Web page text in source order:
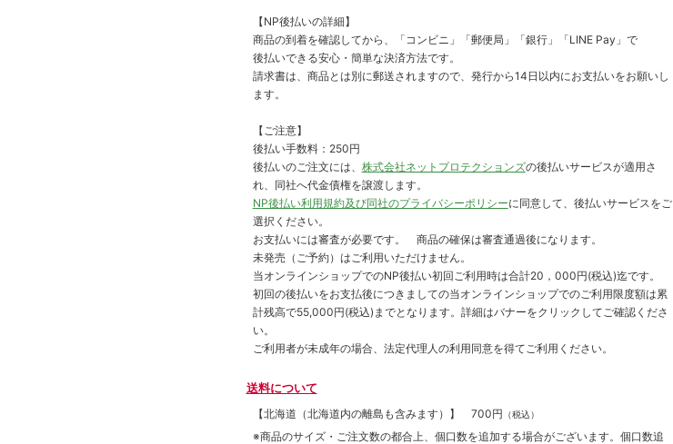
【NP後払いの詳細】
商品の到着を確認してから、「コンビニ」「郵便局」「銀行」「LINE Pay」で
後払いできる安心・簡単な決済方法です。
請求書は、商品とは別に郵送されますので、発行から14日以内にお支払いをお願いし
ます。
【ご注意】
後払い手数料：250円
後払いのご注文には、 株式会社ネットプロテクションズの後払いサービスが適用さ
れ、同社へ代金債権を譲渡します。
NP後払い利用規約及び同社のプライバシーポリシーに同意して、後払いサービスをご
選択ください。
お支払いには審査が必要です。 商品の確保は審査通過後になります。
未発売（ご予約）はご利用いただけません。
当オンラインショップでのNP後払い初回ご利用時は合計20，000円(税込)迄です。
初回の後払いをお支払後につきましての当オンラインショップでのご利用限度額は累
計残高で55,000円(税込)までとなります。詳細はバナーをクリックしてご確認くださ
い。
ご利用者が未成年の場合、法定代理人の利用同意を得てご利用ください。
送料について
【北海道（北海道内の離島も含みます）】 700円 （税込）
※商品のサイズ・ご注文数の都合上、個口数を追加する場合がございます。個口数追